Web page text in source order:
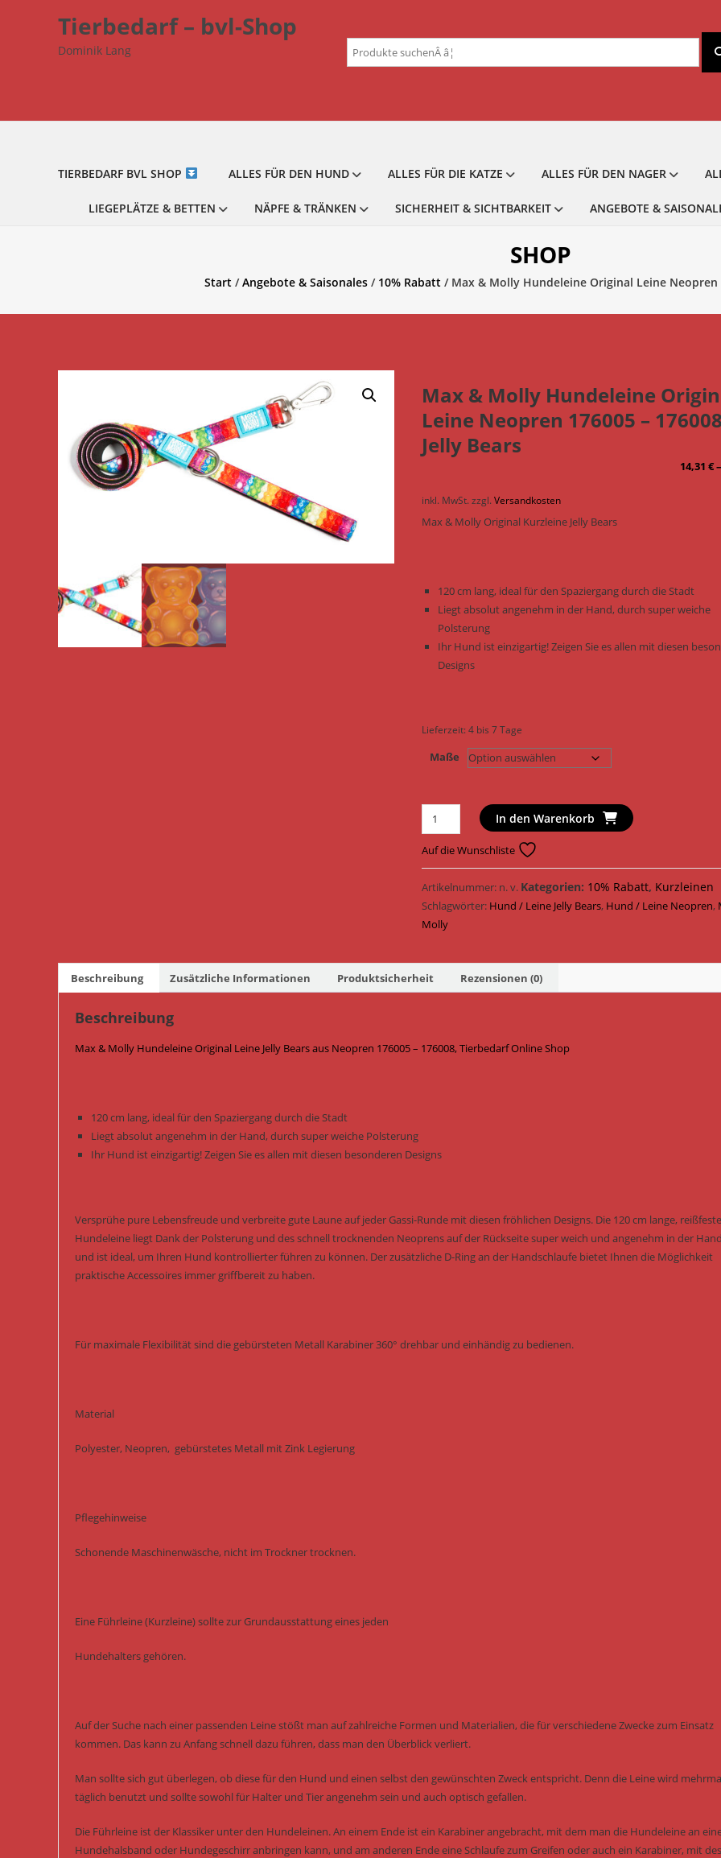
Tierbedarf – bvl-Shop
Dominik Lang
Suchen
nach:
TIERBEDARF BVL SHOP ALLES FÜR DEN HUND ALLES FÜR DIE KATZE ALLES FÜR DEN NAGER
LIEGEPLÄTZE & BETTEN NÄPFE & TRÄNKEN SICHERHEIT & SICHTBARKEIT ANGEBOTE &
SHOP
Start /Angebote & Saisonales / 10% Rabatt / Max & Molly Hundeleine Original Leine Neopren
Max & Molly Hundeleine
Leine Neopren 176005 –
Jelly Bears
14,31 €
inkl. MwSt. zzgl.Versandkosten
Max & Molly Original Kurzleine Jelly Bears
120 cm lang, ideal für den Spaziergang durch die Stadt
Liegt absolut angenehm in der Hand, durch super weiche
Polsterung
Ihr Hund ist einzigartig! Zeigen Sie es allen mit diesen
Designs
Lieferzeit:4 bis 7 Tage
Maße
Max
&
Molly
Hundeleine
Original
Leine
Neopren
-
176008
/
Menge
In den Warenkorb
Auf die Wunschliste
Artikelnummer: n. v. Kategorien: 10% Rabatt, Kurzleinen
Schlagwörter: Hund / Leine Jelly Bears, Hund / Leine Neopren,
Molly
Beschreibung Zusätzliche Informationen Produktsicherheit Rezensionen (0)
Beschreibung
Max & Molly Hundeleine Original Leine Jelly Bears aus Neopren 176005 – 176008, Tierbedarf Online Shop
120 cm lang, ideal für den Spaziergang durch die Stadt
Liegt absolut angenehm in der Hand, durch super weiche Polsterung
Ihr Hund ist einzigartig! Zeigen Sie es allen mit diesen besonderen Designs
Versprühe pure Lebensfreude und verbreite gute Laune auf jeder Gassi-Runde mit diesen fröhlichen Designs. Die 120 cm lange, reißfeste
Hundeleine liegt Dank der Polsterung und des schnell trocknenden Neoprens auf der Rückseite super weich und angenehm in der
und ist ideal, um Ihren Hund kontrollierter führen zu können. Der zusätzliche D-Ring an der Handschlaufe bietet Ihnen die Möglichkeit
praktische Accessoires immer griffbereit zu haben.
Für maximale Flexibilität sind die gebürsteten Metall Karabiner 360° drehbar und einhändig zu bedienen.
Material
Polyester, Neopren, gebürstetes Metall mit Zink Legierung
Pflegehinweise
Schonende Maschinenwäsche, nicht im Trockner trocknen.
Eine Führleine (Kurzleine) sollte zur Grundausstattung eines jeden
Hundehalters gehören.
Auf der Suche nach einer passenden Leine stößt man auf zahlreiche Formen und Materialien, die für verschiedene Zwecke zum Einsatz
kommen. Das kann zu Anfang schnell dazu führen, dass man den Überblick verliert.
Man sollte sich gut überlegen, ob diese für den Hund und einen selbst den gewünschten Zweck entspricht. Denn die Leine wird
täglich benutzt und sollte sowohl für Halter und Tier angenehm sein und auch optisch gefallen.
Die Führleine ist der Klassiker unter den Hundeleinen. An einem Ende ist ein Karabiner angebracht, mit dem man die Hundeleine an
Hundehalsband oder Hundegeschirr anbringen kann, und am anderen Ende eine Schlaufe zum Greifen oder auch ein Karabiner, mit